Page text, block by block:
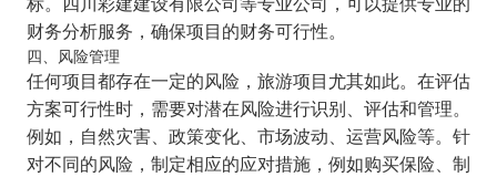
财务分析服务，确保项目的财务可行性。
四、风险管理
任何项目都存在一定的风险，旅游项目尤其如此。在评估
方案可行性时，需要对潜在风险进行识别、评估和管理。
例如，自然灾害、政策变化、市场波动、运营风险等。针
对不同的风险，制定相应的应对措施，例如购买保险、制